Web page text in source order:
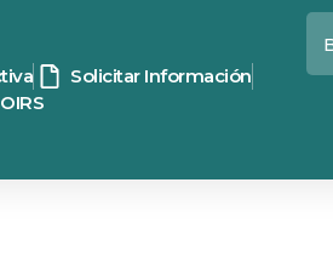
Solicitar Información